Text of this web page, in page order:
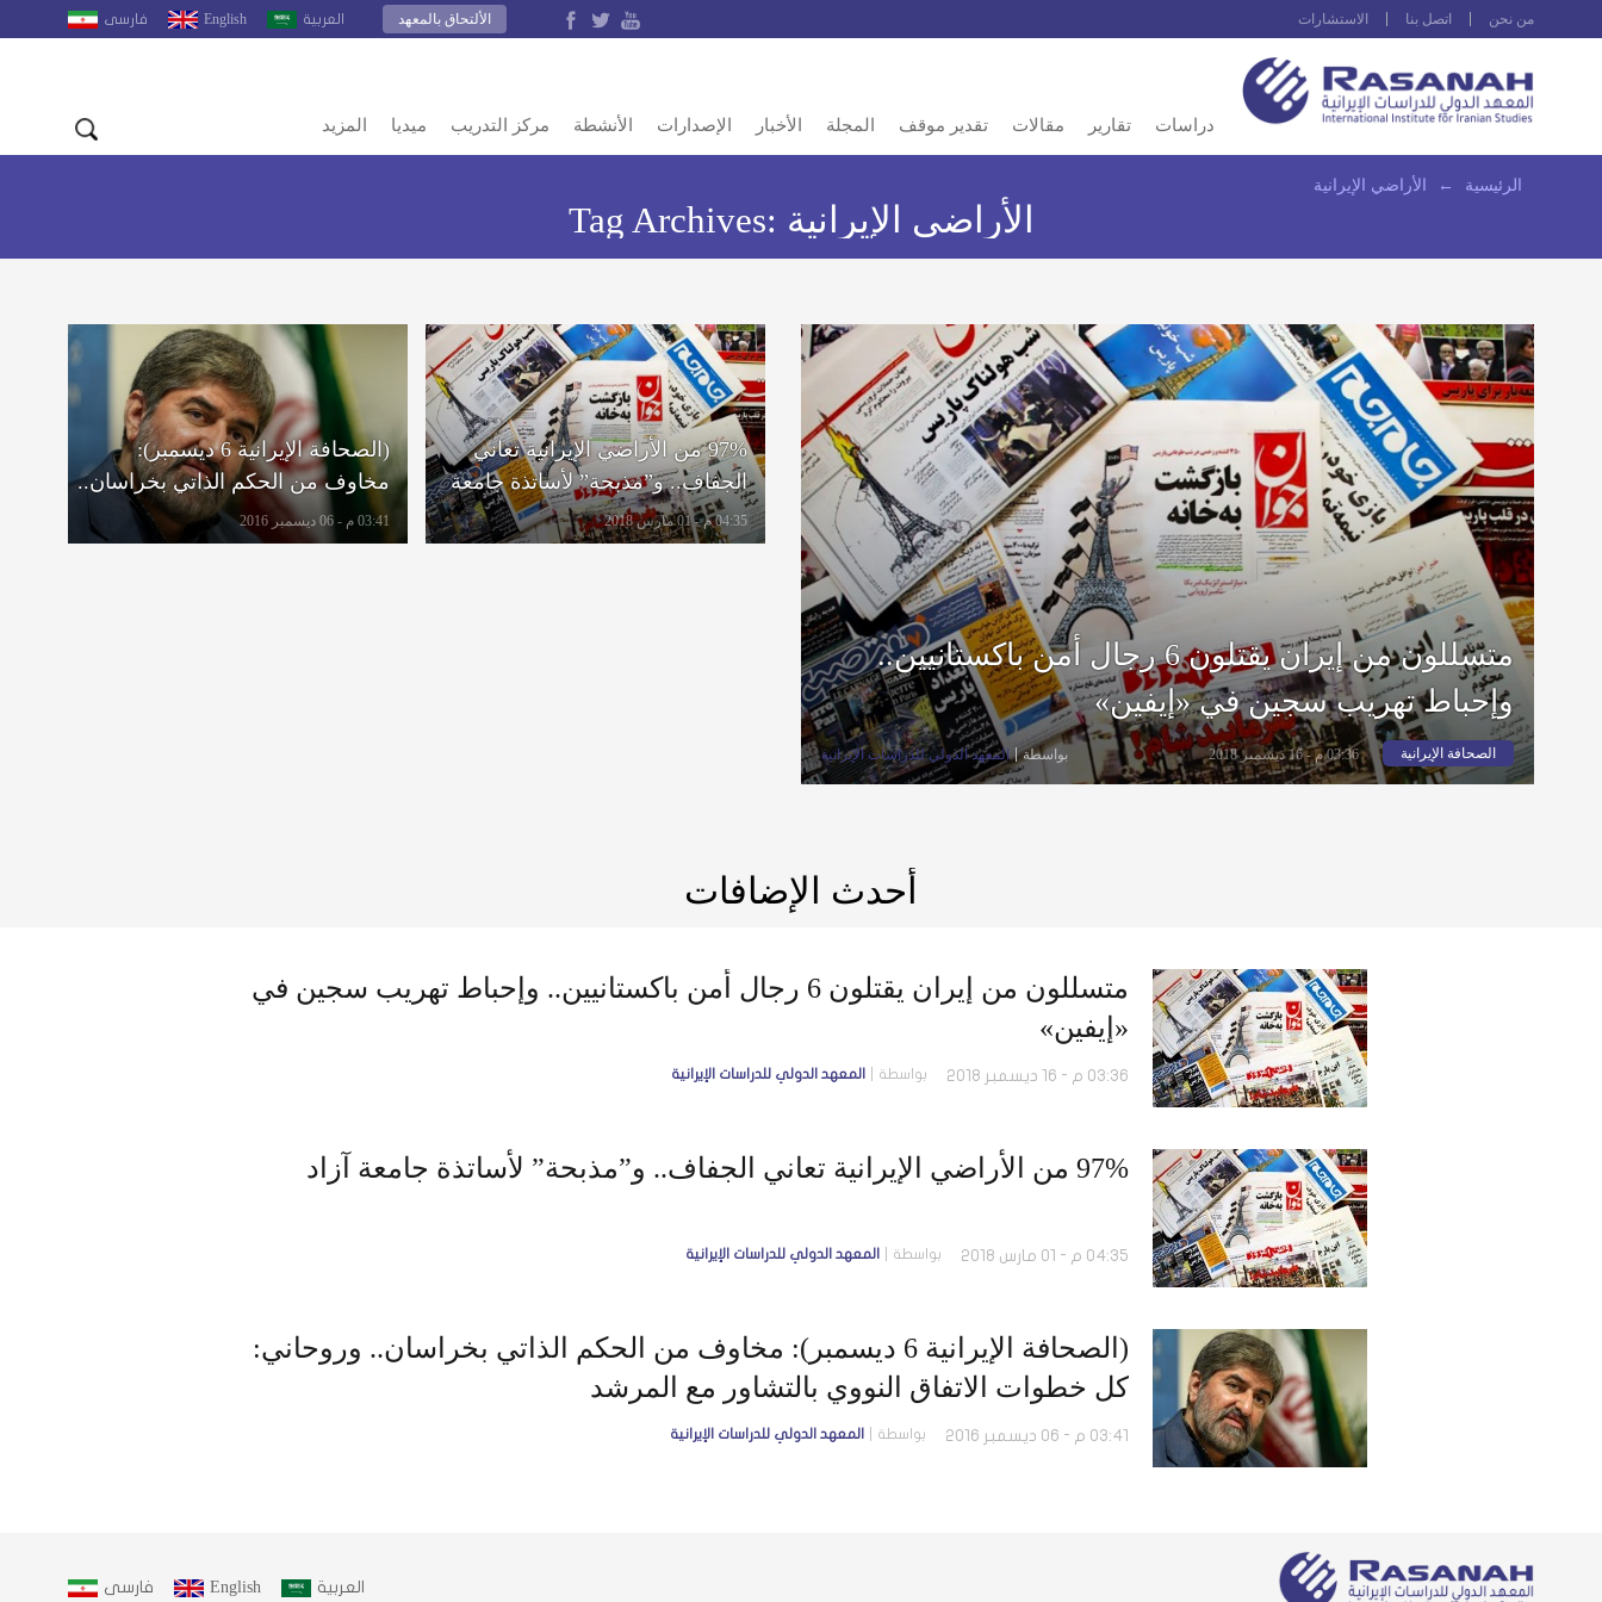
من نحن اتصل بنا الاستشارات العربية English فارسى الألتحاق بالمعهد
دراسات تقارير مقالات تقدير موقف المجلة الأخبار الإصدارات الأنشطة مركز التدريب ميديا المزيد
الرئيسية ← الأراضي الإيرانية
Tag Archives: الأراضي الإيرانية
متسللون من إيران يقتلون 6 رجال أمن باكستانيين..
وإحباط تهريب سجين في «إيفين»
الصحافة الإيرانية 03:36 م - 16 ديسمبر 2018 بواسطة المعهد الدولي للدراسات الإيرانية
97% من الأراضي الإيرانية تعاني
الجفاف.. و”مذبحة” لأساتذة جامعة
آزاد
04:35 م - 01 مارس 2018
(الصحافة الإيرانية 6 ديسمبر):
مخاوف من الحكم الذاتي بخراسان..
وروحاني: كل خطوات الاتفاق النووي
بالتشاور مع المرشد
03:41 م - 06 ديسمبر 2016
أحدث الإضافات
متسللون من إيران يقتلون 6 رجال أمن باكستانيين.. وإحباط تهريب سجين في
«إيفين»
03:36 م - 16 ديسمبر 2018 بواسطة المعهد الدولي للدراسات الإيرانية
97% من الأراضي الإيرانية تعاني الجفاف.. و”مذبحة” لأساتذة جامعة آزاد
04:35 م - 01 مارس 2018 بواسطة المعهد الدولي للدراسات الإيرانية
(الصحافة الإيرانية 6 ديسمبر): مخاوف من الحكم الذاتي بخراسان.. وروحاني:
كل خطوات الاتفاق النووي بالتشاور مع المرشد
03:41 م - 06 ديسمبر 2016 بواسطة المعهد الدولي للدراسات الإيرانية
العربية English فارسى